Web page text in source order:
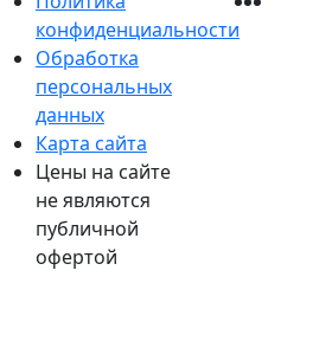
конфиденциальности
Обработка
персональных
данных
Карта сайта
Цены на сайте
не являются
публичной
офертой